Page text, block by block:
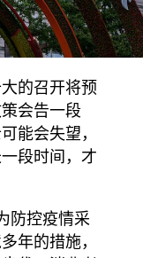
的召开将预
会告一段
能会失望，
段时间，才
防控疫情采
年的措施，